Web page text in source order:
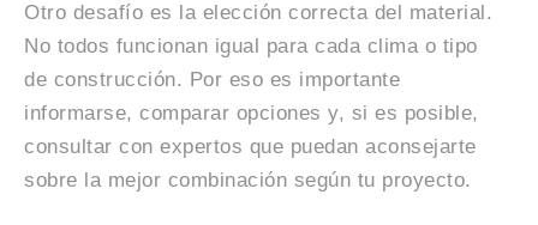
Otro desafío es la elección correcta del material.
No todos funcionan igual para cada clima o tipo
de construcción. Por eso es importante
informarse, comparar opciones y, si es posible,
consultar con expertos que puedan aconsejarte
sobre la mejor combinación según tu proyecto.